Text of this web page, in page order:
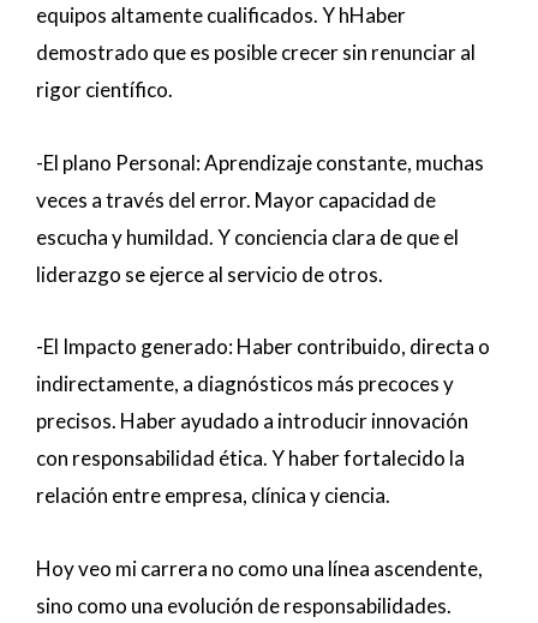
equipos altamente cualificados. Y hHaber
demostrado que es posible crecer sin renunciar al
rigor científico.
-El plano Personal: Aprendizaje constante, muchas
veces a través del error. Mayor capacidad de
escucha y humildad. Y conciencia clara de que el
liderazgo se ejerce al servicio de otros.
-El Impacto generado: Haber contribuido, directa o
indirectamente, a diagnósticos más precoces y
precisos. Haber ayudado a introducir innovación
con responsabilidad ética. Y haber fortalecido la
relación entre empresa, clínica y ciencia.
Hoy veo mi carrera no como una línea ascendente,
sino como una evolución de responsabilidades.